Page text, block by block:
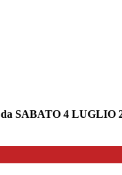
SABATO 4 LUGLIO